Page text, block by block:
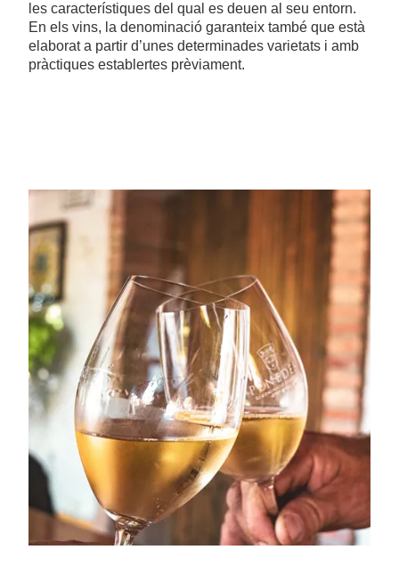
les característiques del qual es deuen al seu entorn.
En els vins, la denominació garanteix també que està
elaborat a partir d’unes determinades varietats i amb
pràctiques establertes prèviament.